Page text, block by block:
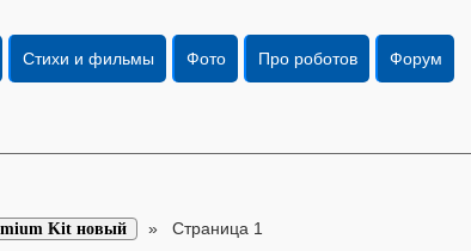
Стихи и фильмы Фото Про роботов Форум
Kit новый » Страница 1